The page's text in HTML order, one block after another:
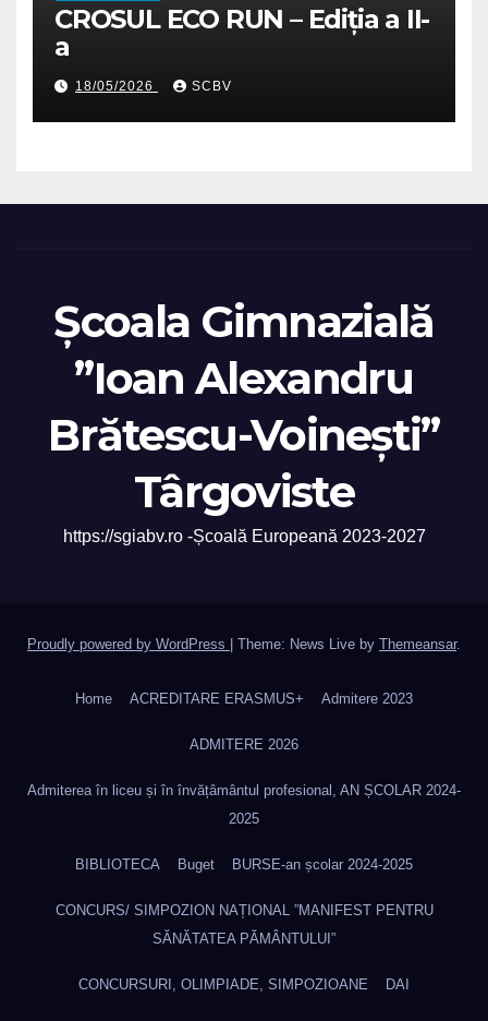
CROSUL ECO RUN – Ediția a II-
a
18/05/2026 SCBV
Școala Gimnazială
”Ioan Alexandru
Brătescu-Voinești”
Târgoviste
https://sgiabv.ro -Școală Europeană 2023-2027
Proudly powered by WordPress Theme: News Live by Themeansar.
Home ACREDITARE ERASMUS+ Admitere 2023
ADMITERE 2026
Admiterea în liceu și în învățâmântul profesional, AN ȘCOLAR 2024-
2025
BIBLIOTECA Buget BURSE-an școlar 2024-2025
CONCURS/ SIMPOZION NAȚIONAL ”MANIFEST PENTRU
SĂNĂTATEA PĂMÂNTULUI”
CONCURSURI, OLIMPIADE, SIMPOZIOANE DAI